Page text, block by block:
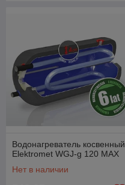
Водонагреватель косвенный
Elektromet WGJ-g 120 MAX
Нет в наличии